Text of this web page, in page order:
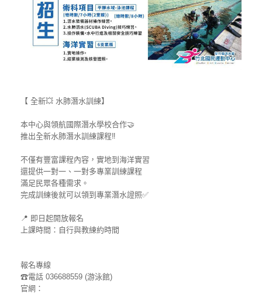
【 全新💥 水肺潛水訓練】
本中心與領航國際潛水學校合作🤝
推出全新水肺潛水訓練課程‼
不僅有豐富課程內容，實地到海洋實習
還提供一對一、一對多專業訓練課程
滿足民眾各種需求。
完成訓練後就可以領到專業潛水證照✅
📍 即日起開放報名
上課時間：自行與教練約時間
報名專線
☎電話 036688559 (游泳館)
官網：